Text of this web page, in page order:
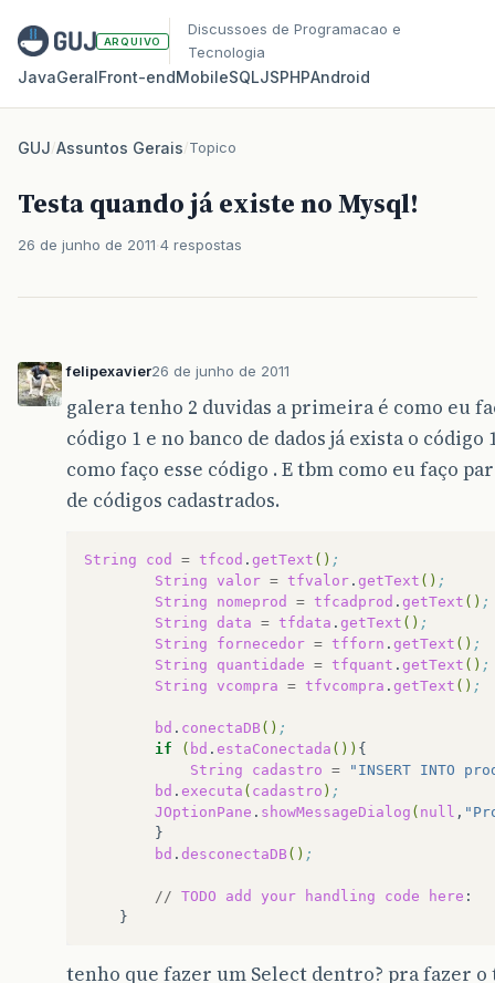
ARQUIVO
Discussoes de Programacao e
Tecnologia
JavaGeralFront‑endMobileSQLJSPHPAndroid
GUJ/Assuntos Gerais/Topico
Testa quando já existe no Mysql!
26 de junho de 2011 4 respostas
felipexavier26 de junho de 2011
galera tenho 2 duvidas a primeira é como eu
código 1 e no banco de dados já exista o
como faço esse código . E tbm como eu faço
de códigos cadastrados.
String cod = tfcod . getText () ;
String valor = tfvalor . getText () ;
String
nomeprod = tfcadprod . getText () ;
String data = tfdata . getText () ;
String
fornecedor = tfforn . getText () ;
String
quantidade = tfquant . getText () ;
String vcompra = tfvcompra . getText () ;
bd . conectaDB() ;
if
( bd . estaConectada ())
String
cadastro =
"INSERT INTO
bd . executa ( cadastro ) ;
JOptionPane . showMessageDialog ( null ,
bd . desconectaDB() ;
// TODO add your handling code here
tenho que fazer um Select dentro? pra fazer o